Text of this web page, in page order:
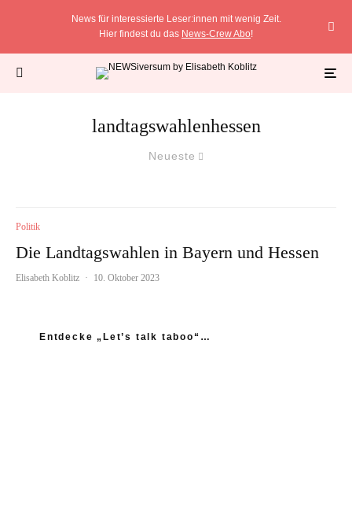
News für interessierte Leser:innen mit wenig Zeit.
Hier findest du das News-Crew Abo!
landtagswahlenhessen
Neueste
Politik
Die Landtagswahlen in Bayern und Hessen
Elisabeth Koblitz · 10. Oktober 2023
Entdecke „Let’s talk taboo“…